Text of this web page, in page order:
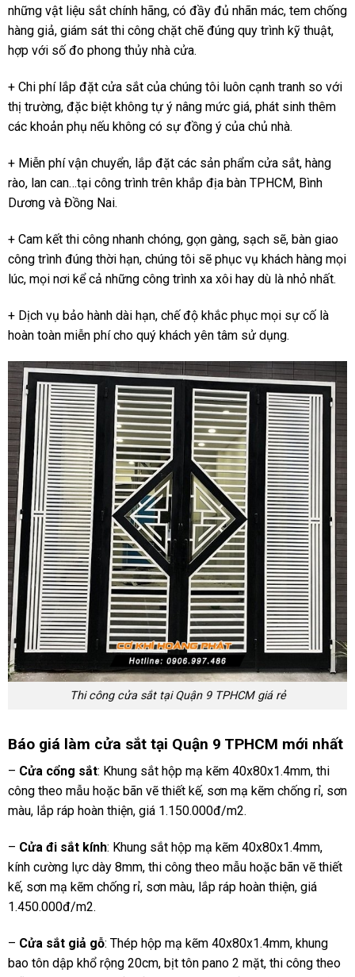
những vật liệu sắt chính hãng, có đầy đủ nhãn mác, tem chống
hàng giả, giám sát thi công chặt chẽ đúng quy trình kỹ thuật,
hợp với số đo phong thủy nhà cửa.
+ Chi phí lắp đặt cửa sắt của chúng tôi luôn cạnh tranh so với
thị trường, đặc biệt không tự ý nâng mức giá, phát sinh thêm
các khoản phụ nếu không có sự đồng ý của chủ nhà.
+ Miễn phí vận chuyển, lắp đặt các sản phẩm cửa sắt, hàng
rào, lan can…tại công trình trên khắp địa bàn TPHCM, Bình
Dương và Đồng Nai.
+ Cam kết thi công nhanh chóng, gọn gàng, sạch sẽ, bàn giao
công trình đúng thời hạn, chúng tôi sẽ phục vụ khách hàng mọi
lúc, mọi nơi kể cả những công trình xa xôi hay dù là nhỏ nhất.
+ Dịch vụ bảo hành dài hạn, chế độ khắc phục mọi sự cố là
hoàn toàn miễn phí cho quý khách yên tâm sử dụng.
Thi công cửa sắt tại Quận 9 TPHCM giá rẻ
Báo giá làm cửa sắt tại Quận 9 TPHCM mới nhất
– Cửa cổng sắt: Khung sắt hộp mạ kẽm 40x80x1.4mm, thi
công theo mẫu hoặc bãn vẽ thiết kế, sơn mạ kẽm chống rỉ, sơn
màu, lắp ráp hoàn thiện, giá 1.150.000đ/m2.
– Cửa đi sắt kính: Khung sắt hộp mạ kẽm 40x80x1.4mm,
kính cường lực dày 8mm, thi công theo mẫu hoặc bãn vẽ thiết
kế, sơn mạ kẽm chống rỉ, sơn màu, lắp ráp hoàn thiện, giá
1.450.000đ/m2.
– Cửa sắt giả gỗ: Thép hộp mạ kẽm 40x80x1.4mm, khung
bao tôn dập khổ rộng 20cm, bịt tôn pano 2 mặt, thi công theo